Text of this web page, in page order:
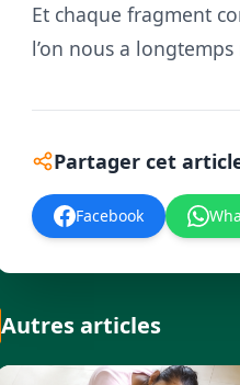
Et chaque fragment
l’on nous a
Partager cet
Facebook
Autres articles